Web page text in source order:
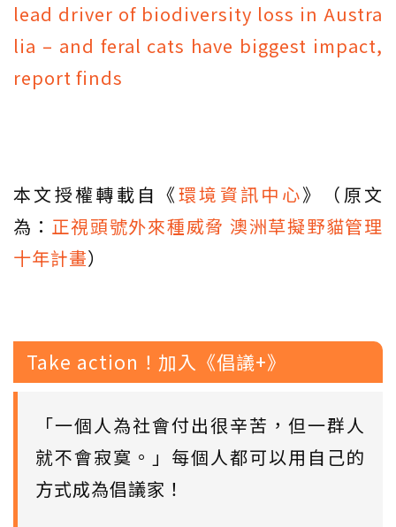
lead driver of biodiversity loss in Austra
lia – and feral cats have biggest impact,
report finds
本文授權轉載自《環境資訊中心》（原文
為： 正視頭號外來種威脅 澳洲草擬野貓管理
十年計畫）
Take action！加入《倡議+》
「一個人為社會付出很辛苦，但一群人
就不會寂寞。」每個人都可以用自己的
方式成為倡議家！